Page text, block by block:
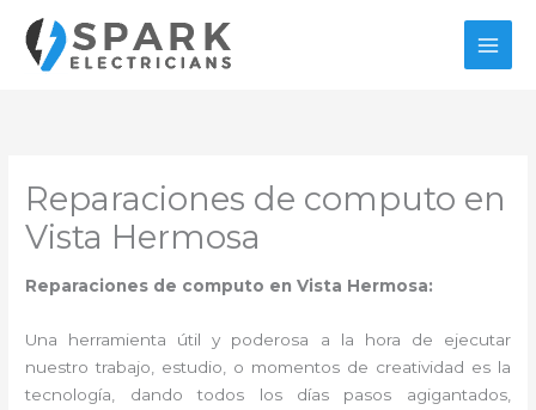
contenido
Reparaciones de computo en
Vista Hermosa
Reparaciones de computo en Vista Hermosa:
Una herramienta útil y poderosa a la hora de ejecutar
nuestro trabajo, estudio, o momentos de creatividad es la
tecnología, dando todos los días pasos agigantados,